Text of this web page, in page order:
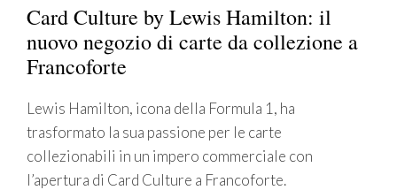
Card Culture by Lewis Hamilton: il
nuovo negozio di carte da collezione a
Francoforte
Lewis Hamilton, icona della Formula 1, ha
trasformato la sua passione per le carte
collezionabili in un impero commerciale con
l’apertura di Card Culture a Francoforte.